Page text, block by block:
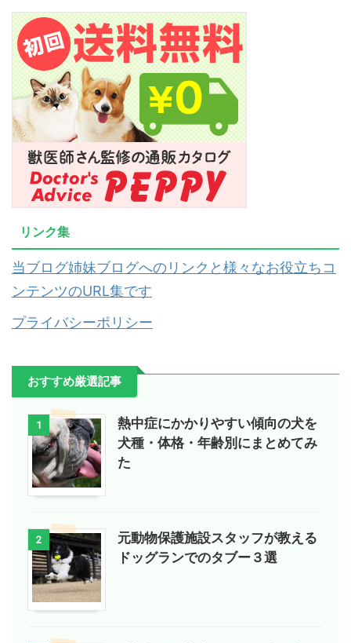
リンク集
当ブログ姉妹ブログへのリンクと様々なお役立ちコ
ンテンツのURL集です
プライバシーポリシー
おすすめ厳選記事
1
熱中症にかかりやすい傾向の犬を
犬種・体格・年齢別にまとめてみ
た
2
元動物保護施設スタッフが教える
ドッグランでのタブー３選